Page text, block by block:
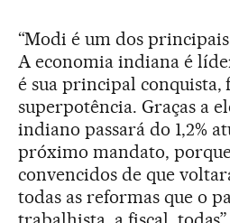
“Modi é um dos
A economia indiana é
é sua principal conquista,
superpotência. Graças a
indiano passará do 1,2%
próximo mandato,
convencidos de que
todas as reformas que o